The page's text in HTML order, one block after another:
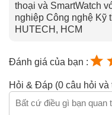
thoại và SmartWatch
nghiệp Công nghệ
HUTECH, HCM
Đánh giá của bạn :
Hỏi & Đáp (0 câu hỏi và